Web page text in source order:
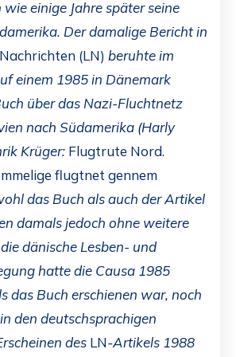
einige Jahre später seine
Der damalige Bericht in
(LN) beruhte im
einem 1985 in Dänemark
über das Nazi-Fluchtnetz
nach Südamerika (Harly
Krüger: Flugtrute Nord.
flugtnet gennem
das Buch als auch der Artikel
damals jedoch ohne weitere
dänische Lesben- und
hatte die Causa 1985
das Buch erschienen war, noch
den deutschsprachigen
des LN-Artikels 1988